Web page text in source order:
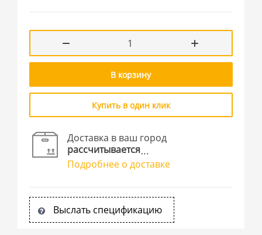
В корзину
Купить в один клик
Доставка в ваш город
рассчитывается
Подробнее о доставке
Выслать спецификацию